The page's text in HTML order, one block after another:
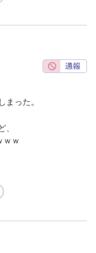
まった。
、
ｗｗ